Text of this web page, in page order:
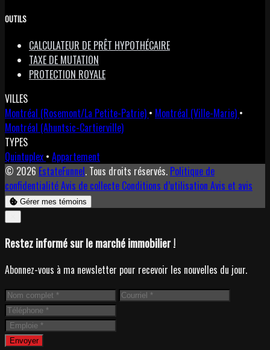
OUTILS
CALCULATEUR DE PRÊT HYPOTHÉCAIRE
TAXE DE MUTATION
PROTECTION ROYALE
VILLES
Montréal (Rosemont/La Petite-Patrie) • Montréal (Ville-Marie) •
Montréal (Ahuntsic-Cartierville)
TYPES
Quintuplex • Appartement
© 2026 EstateFunnel. Tous droits réservés. Politique de
confidentialitéAvis de collecte Conditions d’utilisation Avis et avis
Gérer mes témoins
Restez informé sur le marché immobilier !
Abonnez-vous à ma newsletter pour recevoir les nouvelles du jour.
Envoyer